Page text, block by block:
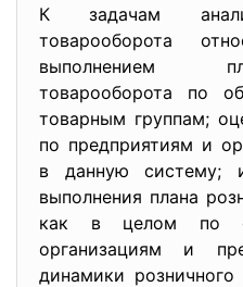
К задачам
товарооборота
выполнением
товарооборота по
товарным группам;
по предприятиям и
в данную систему;
выполнения плана
как в целом по
организациям и
динамики